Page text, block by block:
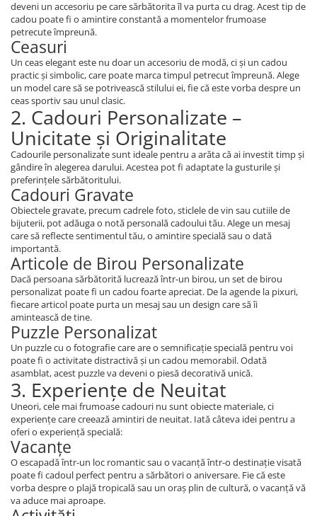
deveni un accesoriu pe care sărbătorita îl va purta cu drag. Acest tip de
cadou poate fi o amintire constantă a momentelor frumoase
petrecute împreună.
Ceasuri
Un ceas elegant este nu doar un accesoriu de modă, ci și un cadou
practic și simbolic, care poate marca timpul petrecut împreună. Alege
un model care să se potrivească stilului ei, fie că este vorba despre un
ceas sportiv sau unul clasic.
2. Cadouri Personalizate –
Unicitate și Originalitate
Cadourile personalizate sunt ideale pentru a arăta că ai investit timp și
gândire în alegerea darului. Acestea pot fi adaptate la gusturile și
preferințele sărbătoritului.
Cadouri Gravate
Obiectele gravate, precum cadrele foto, sticlele de vin sau cutiile de
bijuterii, pot adăuga o notă personală cadoului tău. Alege un mesaj
care să reflecte sentimentul tău, o amintire specială sau o dată
importantă.
Articole de Birou Personalizate
Dacă persoana sărbătorită lucrează într-un birou, un set de birou
personalizat poate fi un cadou foarte apreciat. De la agende la pixuri,
fiecare articol poate purta un mesaj sau un design care să îi
amintească de tine.
Puzzle Personalizat
Un puzzle cu o fotografie care are o semnificație specială pentru voi
poate fi o activitate distractivă și un cadou memorabil. Odată
asamblat, acest puzzle va deveni o piesă decorativă unică.
3. Experiențe de Neuitat
Uneori, cele mai frumoase cadouri nu sunt obiecte materiale, ci
experiențe care creează amintiri de neuitat. Iată câteva idei pentru a
oferi o experiență specială:
Vacanțe
O escapadă într-un loc romantic sau o vacanță într-o destinație visată
poate fi cadoul perfect pentru a sărbători o aniversare. Fie că este
vorba despre o plajă tropicală sau un oraș plin de cultură, o vacanță vă
va aduce mai aproape.